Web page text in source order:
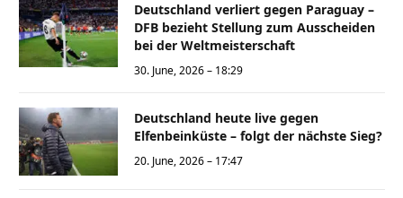
Deutschland verliert gegen Paraguay –
DFB bezieht Stellung zum Ausscheiden
bei der Weltmeisterschaft
30. June, 2026 – 18:29
Deutschland heute live gegen
Elfenbeinküste – folgt der nächste Sieg?
20. June, 2026 – 17:47